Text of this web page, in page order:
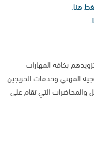
هنا.
بكافة المهارات
المهني وخدمات الخريجين
والمحاضرات التي تقام على